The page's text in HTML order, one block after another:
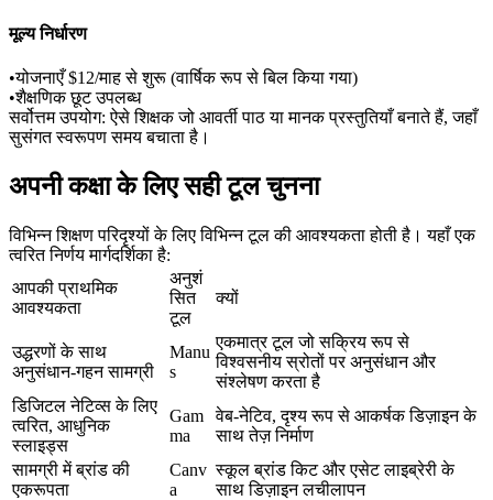
मूल्य निर्धारण
•योजनाएँ $12/माह से शुरू (वार्षिक रूप से बिल किया गया)
•शैक्षणिक छूट उपलब्ध
सर्वोत्तम उपयोग: ऐसे शिक्षक जो आवर्ती पाठ या मानक प्रस्तुतियाँ बनाते हैं, जहाँ
सुसंगत स्वरूपण समय बचाता है।
अपनी कक्षा के लिए सही टूल चुनना
विभिन्न शिक्षण परिदृश्यों के लिए विभिन्न टूल की आवश्यकता होती है। यहाँ एक
त्वरित निर्णय मार्गदर्शिका है:
आपकी प्राथमिक
आवश्यकता
अनुशं
सित
टूल
क्यों
उद्धरणों के साथ
अनुसंधान-गहन सामग्री
Manu
s
एकमात्र टूल जो सक्रिय रूप से
विश्वसनीय स्रोतों पर अनुसंधान और
संश्लेषण करता है
डिजिटल नेटिव्स के लिए
त्वरित, आधुनिक
स्लाइड्स
Gam
ma
वेब-नेटिव, दृश्य रूप से आकर्षक डिज़ाइन के
साथ तेज़ निर्माण
सामग्री में ब्रांड की
एकरूपता
Canv
a
स्कूल ब्रांड किट और एसेट लाइब्रेरी के
साथ डिज़ाइन लचीलापन